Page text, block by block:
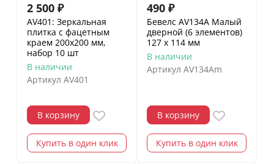
2 500 ₽
AV401: Зеркальная
плитка с фацетным
краем 200х200 мм,
набор 10 шт
В наличии
Артикул AV401
В корзину
Купить в один клик
490 ₽
Бевелс AV134A Малый
дверной (6 элементов)
127 х 114 мм
В наличии
Артикул AV134Am
В корзину
Купить в один клик